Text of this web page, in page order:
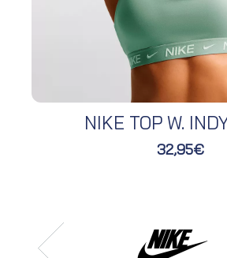
NIKE TOP W.
32,95€